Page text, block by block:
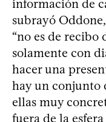
información de
subrayó
“no es de recibo
solamente con
hacer una
hay un conjunto
ellas muy
fuera de la